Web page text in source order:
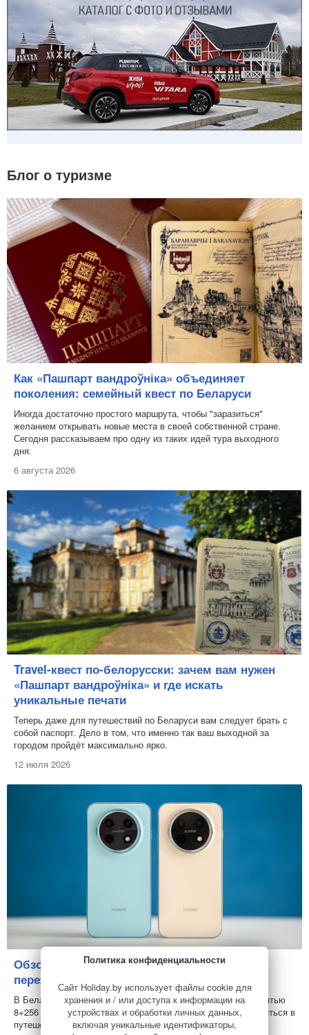
Блог о туризме
Как «Пашпарт вандроўніка» объединяет
поколения: семейный квест по Беларуси
Иногда достаточно простого маршрута, чтобы "заразиться"
желанием открывать новые места в своей собственной стране.
Сегодня рассказываем про одну из таких идей тура выходного
дня.
6 августа 2026
Travel-квест по-белорусски: зачем вам нужен
«Пашпарт вандроўніка» и где искать
уникальные печати
Теперь даже для путешествий по Беларуси вам следует брать с
собой паспорт. Дело в том, что именно так ваш выходной за
городом пройдёт максимально ярко.
12 июля 2026
Обзор смартфона Huawei nova 15 Max:
переживет пляж, дождь и долгую дорогу
В Беларуси стартовали продажи Huawei nova 15 Max с памятью
8+256 ГБ. С такой техникой вам сразу же захочется отправиться в
путешествие. И вот почему...
Политика конфиденциальности
Сайт Holiday.by использует файлы cookie для
хранения и / или доступа к информации на
устройствах и обработки личных данных,
включая уникальные идентификаторы,